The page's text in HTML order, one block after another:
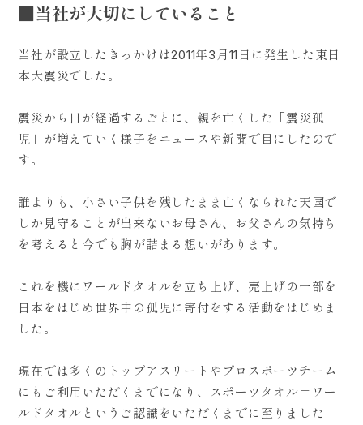
■当社が大切にしていること
当社が設立したきっかけは2011年3月11日に発生した東日
本大震災でした。
震災から日が経過するごとに、親を亡くした「震災孤
児」が増えていく様子をニュースや新聞で目にしたので
す。
誰よりも、小さい子供を残したまま亡くなられた天国で
しか見守ることが出来ないお母さん、お父さんの気持ち
を考えると今でも胸が詰まる想いがあります。
これを機にワールドタオルを立ち上げ、売上げの一部を
日本をはじめ世界中の孤児に寄付をする活動をはじめま
した。
現在では多くのトップアスリートやプロスポーツチーム
にもご利用いただくまでになり、スポーツタオル＝ワー
ルドタオルというご認識をいただくまでに至りました